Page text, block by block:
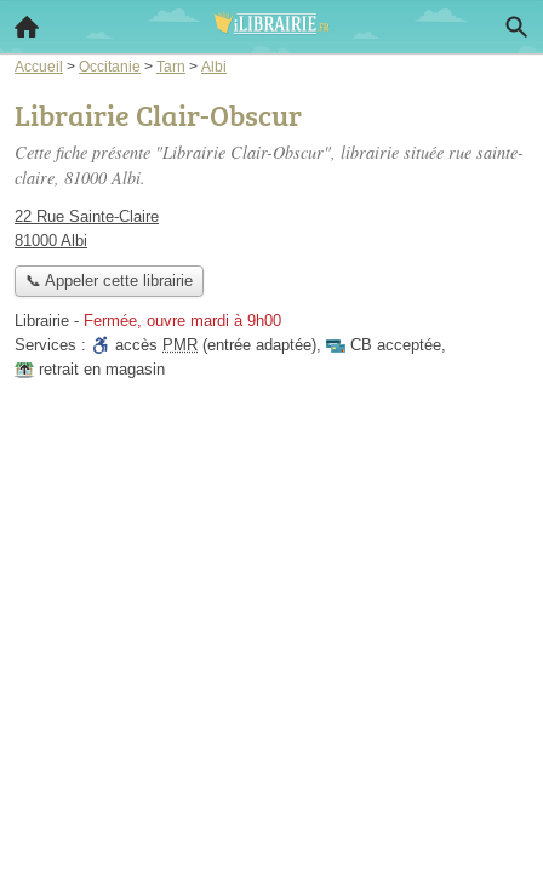
Accueil > Occitanie > Tarn > Albi
Librairie Clair-Obscur
Cette fiche présente "Librairie Clair-Obscur", librairie située rue sainte-
claire, 81000 Albi.
22 Rue Sainte-Claire
81000 Albi
📞 Appeler cette librairie
Librairie - Fermée, ouvre mardi à 9h00
Services :
accès PMR (entrée adaptée), CB acceptée,
retrait en magasin